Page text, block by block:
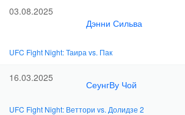
03.08.2025
Дэнни Сильва
UFC Fight Night: Таира vs. Пак
16.03.2025
СеунгВу Чой
UFC Fight Night: Веттори vs. Долидзе 2